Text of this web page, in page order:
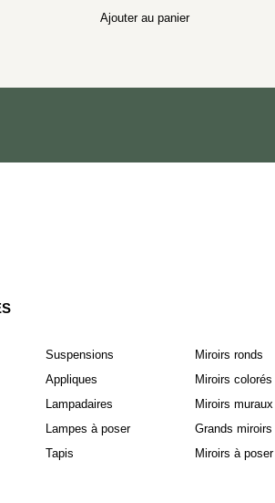
Ajouter au panier
Suspensions
Appliques
Lampadaires
Lampes à poser
Tapis
Miroirs ronds
Miroirs colorés
Miroirs muraux
Grands miroirs
Miroirs à poser